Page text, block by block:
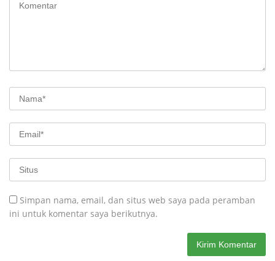
Simpan nama, email, dan situs web saya pada peramban
ini untuk komentar saya berikutnya.